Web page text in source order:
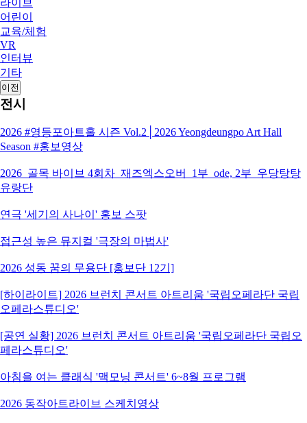
라이브
어린이
교육/체험
VR
인터뷰
기타
이전
전시
2026 #영등포아트홀 시즌 Vol.2│2026 Yeongdeungpo Art Hall
Season #홍보영상
2026_골목 바이브 4회차_재즈엑스오버_1부_ode, 2부_우당탕탕
유랑단
연극 '세기의 사나이' 홍보 스팟
접근성 높은 뮤지컬 '극장의 마법사'
2026 성동 꿈의 무용단 [홍보단 12기]
[하이라이트] 2026 브런치 콘서트 아트리움 '국립오페라단 국립
오페라스튜디오'
[공연 실황] 2026 브런치 콘서트 아트리움 '국립오페라단 국립오
페라스튜디오'
아침을 여는 클래식 '맥모닝 콘서트' 6~8월 프로그램
2026 동작아트라이브 스케치영상